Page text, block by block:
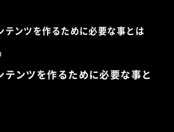
ンツを作るために必要な事と